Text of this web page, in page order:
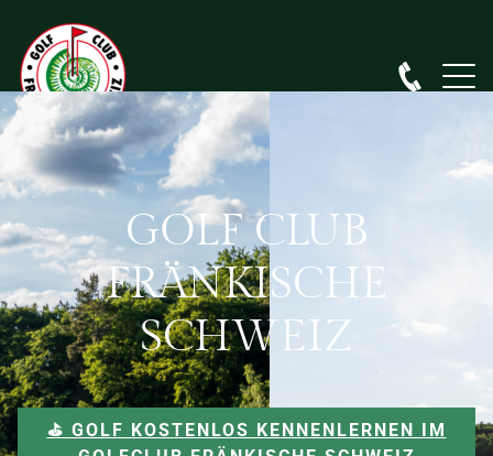
GOLF CLUB
FRÄNKISCHE
SCHWEIZ
⛳️ GOLF KOSTENLOS KENNENLERNEN IM